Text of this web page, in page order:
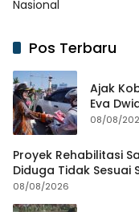
Nasional
Pos Terbaru
Ajak
Eva
Putih ke
08/08/
Proyek Rehabilitasi
Diduga Tidak Sesuai
08/08/2026